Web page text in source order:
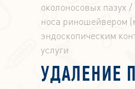
околоносовых пазух
носа риношейвером
эндоскопическим
услуги
УДАЛЕНИЕ